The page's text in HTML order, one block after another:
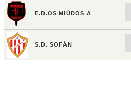
E.D.OS MIÚDOS A
S.D. SOFÁN